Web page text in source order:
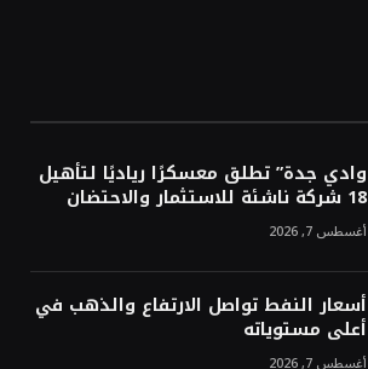
وادي جدة” تطلق معسكرًا رياديًا لتأهيل
18 شركة ناشئة للاستثمار والاحتضان
أغسطس 7, 2026
أسعار النفط تواصل الارتفاع والذهب في
أعلى مستوياته
أغسطس 7, 2026